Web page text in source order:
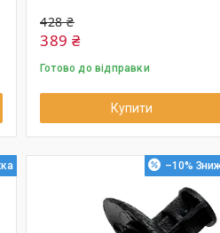
428 ₴
389 ₴
Готово до відправки
Купити
–10%